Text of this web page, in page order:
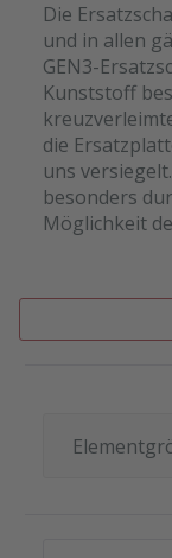
Die
und in allen
GEN3-
Kunststoff
die
uns
besonders
Möglichkeit